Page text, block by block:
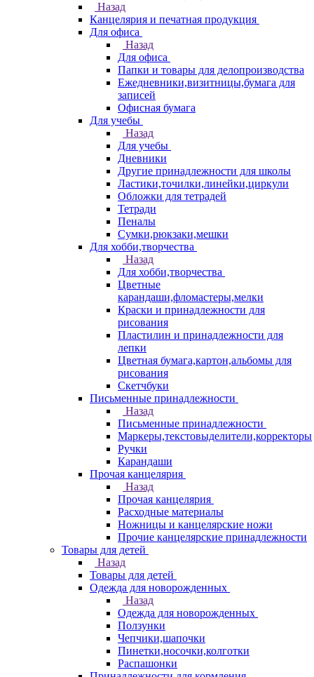
Назад
Канцелярия и печатная продукция
Для офиса
Назад
Для офиса
Папки и товары для делопроизводства
Ежедневники,визитницы,бумага для
записей
Офисная бумага
Для учебы
Назад
Для учебы
Дневники
Другие принадлежности для школы
Ластики,точилки,линейки,циркули
Обложки для тетрадей
Тетради
Пеналы
Сумки,рюкзаки,мешки
Для хобби,творчества
Назад
Для хобби,творчества
Цветные
карандаши,фломастеры,мелки
Краски и принадлежности для
рисования
Пластилин и принадлежности для
лепки
Цветная бумага,картон,альбомы для
рисования
Скетчбуки
Письменные принадлежности
Назад
Письменные принадлежности
Маркеры,текстовыделители,корректоры
Ручки
Карандаши
Прочая канцелярия
Назад
Прочая канцелярия
Расходные материалы
Ножницы и канцелярские ножи
Прочие канцелярские принадлежности
Товары для детей
Назад
Товары для детей
Одежда для новорожденных
Назад
Одежда для новорожденных
Ползунки
Чепчики,шапочки
Пинетки,носочки,колготки
Распашонки